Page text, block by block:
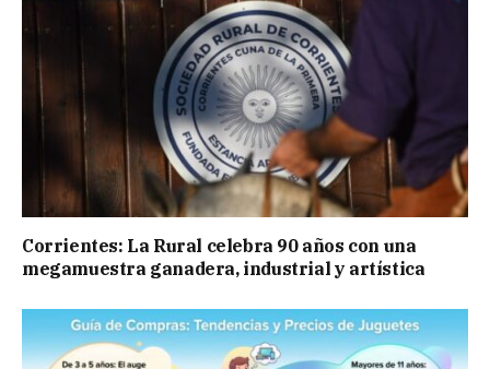
Corrientes: La Rural celebra 90 años con una
megamuestra ganadera, industrial y artística